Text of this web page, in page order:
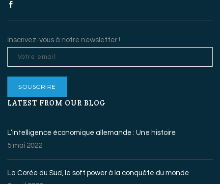
Inscrivez-vous à notre newsletter !
LATEST FROM OUR BLOG
L’intelligence économique allemande : Une histoire
5 mai 2022
La Corée du Sud, le soft power à la conquête du monde